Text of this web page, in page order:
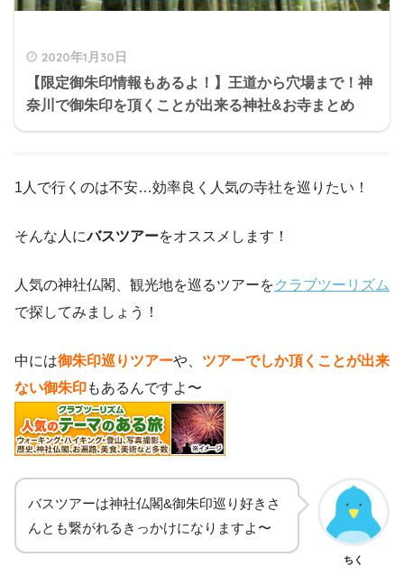
2020年1月30日
【限定御朱印情報もあるよ！】王道から穴場まで！神
奈川で御朱印を頂くことが出来る神社&お寺まとめ
1人で行くのは不安…効率良く人気の寺社を巡りたい！
そんな人にバスツアーをオススメします！
人気の神社仏閣、観光地を巡るツアーをクラブツーリズム
で探してみましょう！
中には御朱印巡りツアーや、 ツアーでしか頂くことが出来
ない御朱印もあるんですよ〜
バスツアーは神社仏閣&御朱印巡り好きさ
んとも繋がれるきっかけになりますよ〜
ちく